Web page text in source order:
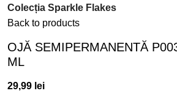
Colecția Sparkle Flakes
Back to products
OJĂ SEMIPERMANENTĂ
ML
29,99 lei